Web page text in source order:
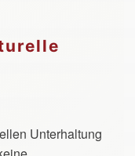
Unterhaltung